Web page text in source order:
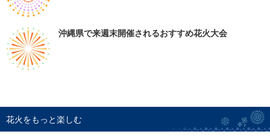
沖縄県で来週末開催されるおすすめ花火大会
花火をもっと楽しむ